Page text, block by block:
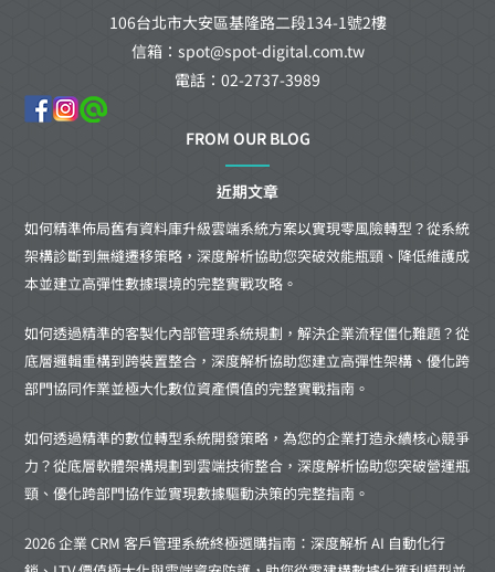
106台北市大安區基隆路二段134-1號2樓
信箱：spot@spot-digital.com.tw
電話：02-2737-3989
FROM OUR BLOG
近期文章
如何精準佈局舊有資料庫升級雲端系統方案以實現零風險轉型？從系統
架構診斷到無縫遷移策略，深度解析協助您突破效能瓶頸、降低維護成
本並建立高彈性數據環境的完整實戰攻略。
如何透過精準的客製化內部管理系統規劃，解決企業流程僵化難題？從
底層邏輯重構到跨裝置整合，深度解析協助您建立高彈性架構、優化跨
部門協同作業並極大化數位資產價值的完整實戰指南。
如何透過精準的數位轉型系統開發策略，為您的企業打造永續核心競爭
力？從底層軟體架構規劃到雲端技術整合，深度解析協助您突破營運瓶
頸、優化跨部門協作並實現數據驅動決策的完整指南。
2026 企業 CRM 客戶管理系統終極選購指南：深度解析 AI 自動化行